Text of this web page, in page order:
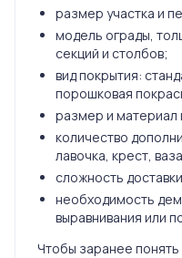
размер участка и
модель ограды,
секций и столбов;
вид покрытия:
порошковая
размер и материал
количество
лавочка, крест,
сложность
необходимость
выравнивания или
Чтобы заранее